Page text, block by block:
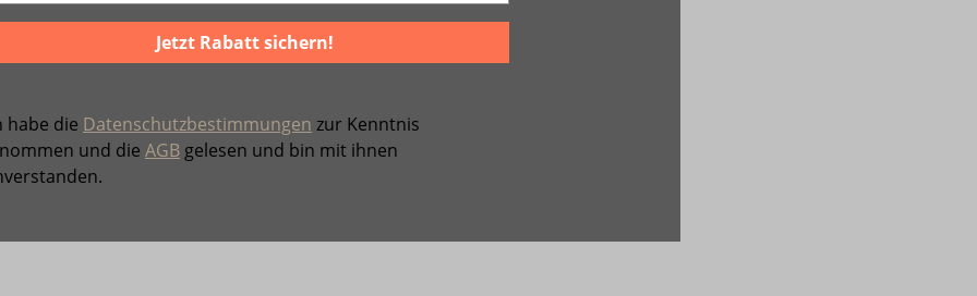
Jetzt Rabatt sichern!
habe die Datenschutzbestimmungen zur Kenntnis
und die AGB gelesen und bin mit ihnen